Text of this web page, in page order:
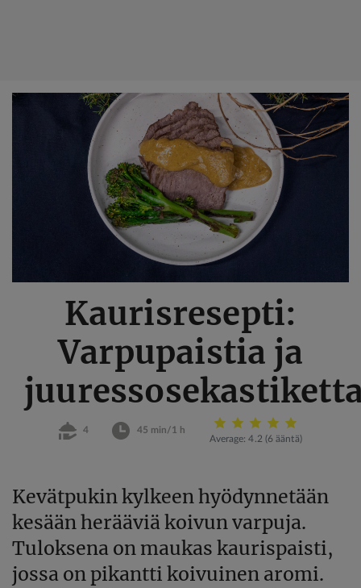
Hyppää
pääsisältöön
Kaurisresepti:
Varpupaistia ja
4
45 min/1 h
Average:4.2 (6 ääntä)
Kevätpukin kylkeen hyödynnetään
kesään herääviä koivun varpuja.
Tuloksena on maukas kaurispaisti,
jossa on pikantti koivuinen aromi.